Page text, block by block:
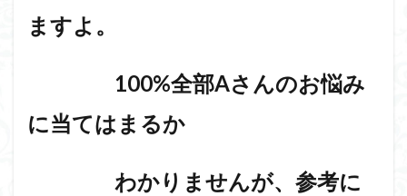
ますよ。
100%全部Aさんのお悩み
に当てはまるか
わかりませんが、 参考に